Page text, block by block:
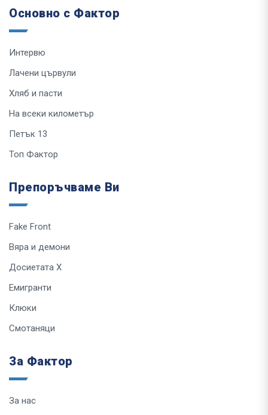
Основно с Фактор
Интервю
Лачени цървули
Хляб и пасти
На всеки километър
Петък 13
Топ Фактор
Препоръчваме Ви
Fake Front
Вяра и демони
Досиетата Х
Емигранти
Клюки
Смотаняци
За Фактор
За нас